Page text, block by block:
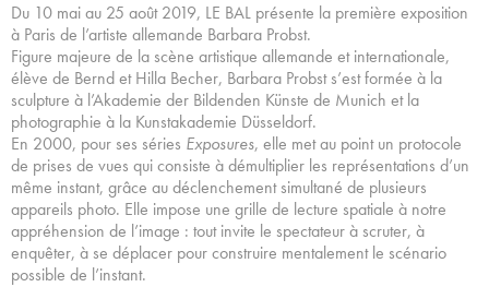
Du 10 mai au 25 août 2019, LE BAL présente la première exposition
à Paris de l’artiste allemande Barbara Probst.
Figure majeure de la scène artistique allemande et internationale,
élève de Bernd et Hilla Becher, Barbara Probst s’est formée à la
sculpture à l’Akademie der Bildenden Künste de Munich et la
photographie à la Kunstakademie Düsseldorf.
En 2000, pour ses séries Exposures, elle met au point un protocole
de prises de vues qui consiste à démultiplier les représentations d’un
même instant, grâce au déclenchement simultané de plusieurs
appareils photo. Elle impose une grille de lecture spatiale à notre
appréhension de l’image : tout invite le spectateur à scruter, à
enquêter, à se déplacer pour construire mentalement le scénario
possible de l’instant.